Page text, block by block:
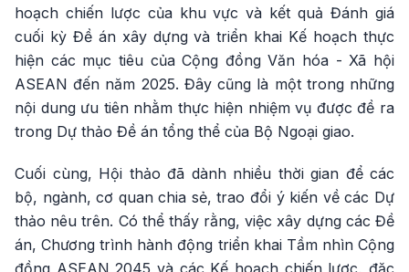
hoạch chiến lược của khu vực và kết quả Đánh giá
cuối kỳ Đề án xây dựng và triển khai Kế hoạch thực
hiện các mục tiêu của Cộng đồng Văn hóa - Xã hội
ASEAN đến năm 2025. Đây cũng là một trong những
nội dung ưu tiên nhằm thực hiện nhiệm vụ được đề ra
trong Dự thảo Đề án tổng thể của Bộ Ngoại giao.
Cuối cùng, Hội thảo đã dành nhiều thời gian để các
bộ, ngành, cơ quan chia sẻ, trao đổi ý kiến về các Dự
thảo nêu trên. Có thể thấy rằng, việc xây dựng các Đề
án, Chương trình hành động triển khai Tầm nhìn Cộng